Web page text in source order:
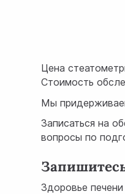
Цена
Стоимость
Мы
Записаться на
вопросы по
Здоровье